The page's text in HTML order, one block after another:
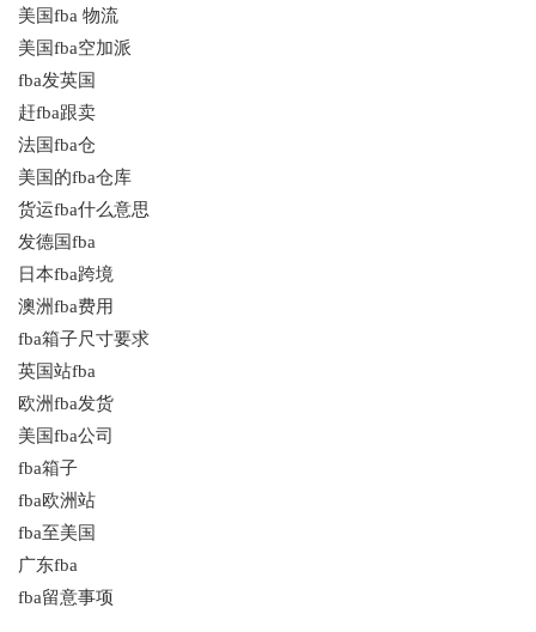
美国fba 物流
美国fba空加派
fba发英国
赶fba跟卖
法国fba仓
美国的fba仓库
货运fba什么意思
发德国fba
日本fba跨境
澳洲fba费用
fba箱子尺寸要求
英国站fba
欧洲fba发货
美国fba公司
fba箱子
fba欧洲站
fba至美国
广东fba
fba留意事项